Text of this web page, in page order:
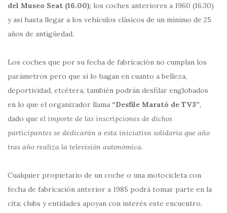
del Museo Seat (16.00); los coches anteriores a 1960 (16.30)
y así hasta llegar a los vehículos clásicos de un mínimo de 25
años de antigüedad.
Los coches que por su fecha de fabricación no cumplan los
parámetros pero que sí lo hagan en cuanto a belleza,
deportividad, etcétera, también podrán desfilar englobados
en lo que el organizador llama “Desfile Marató de TV3”,
dado que el importe de las inscripciones de dichos
participantes se dedicarán a esta iniciativa solidaria que año
tras año realiza la televisión autonómica.
Cualquier propietario de un coche o una motocicleta con
fecha de fabricación anterior a 1985 podrá tomar parte en la
cita; clubs y entidades apoyan con interés este encuentro,